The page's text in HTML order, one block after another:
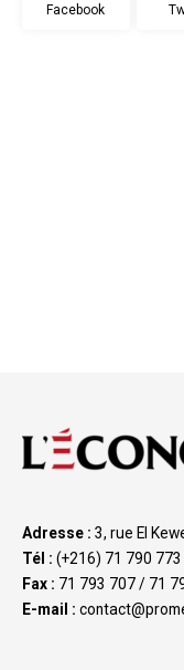
Facebook
Adresse : 3, rue El
Tél : (+216) 71 790
Fax : 71 793 707 / 71
E-mail :